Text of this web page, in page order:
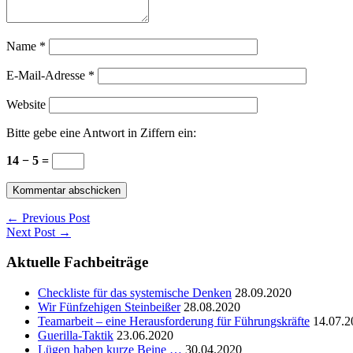
Name *
E-Mail-Adresse *
Website
Bitte gebe eine Antwort in Ziffern ein:
14 − 5 =
← Previous Post
Next Post →
Aktuelle Fachbeiträge
Checkliste für das systemische Denken 28.09.2020
Wir Fünfzehigen Steinbeißer 28.08.2020
Teamarbeit – eine Herausforderung für Führungskräfte
Guerilla-Taktik 23.06.2020
Lügen haben kurze Beine … 30.04.2020